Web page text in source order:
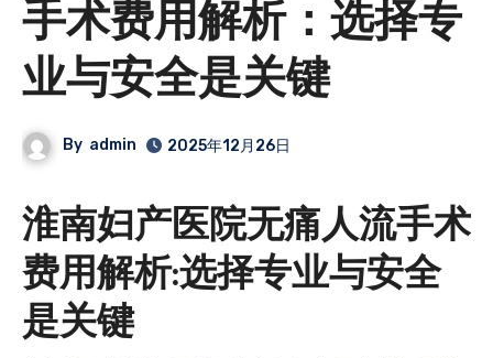
手术费用解析：选择专
业与安全是关键
By admin 2025年12月26日
淮南妇产医院无痛人流手术
费用解析:选择专业与安全
是关键